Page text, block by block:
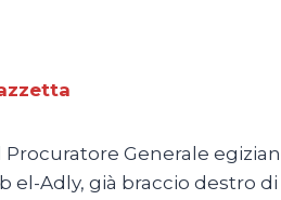
Generale
el-Adly, già braccio